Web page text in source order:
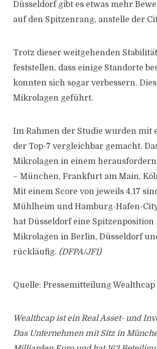
Düsseldorf gibt es etwas mehr
auf den Spitzenrang, anstelle der
Trotz dieser weitgehenden
feststellen, dass einige Standorte
konnten sich sogar verbessern.
Mikrolagen geführt.
Im Rahmen der Studie wurden mit
der Top-7 vergleichbar gemacht.
Mikrolagen in einem
– München, Frankfurt am Main,
Mit einem Score von jeweils 4,17
Mühlheim und Hamburg-Hafen-
hat Düsseldorf eine
Mikrolagen in Berlin, Düsseldorf
rückläufig. (DFPA/JF1)
Quelle: Pressemitteilung Wealthcap
Wealthcap ist ein Real Asset- und
Das Unternehmen mit Sitz in